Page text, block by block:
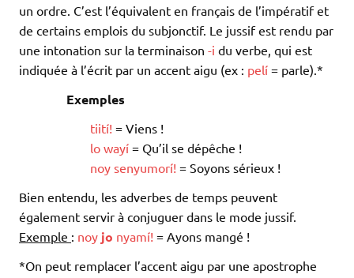
un ordre. C’est l’équivalent en français de l’impératif et
de certains emplois du subjonctif. Le jussif est rendu par
une intonation sur la terminaison -i du verbe, qui est
indiquée à l’écrit par un accent aigu (ex : pelí = parle).*
Exemples
tiití! = Viens !
lo wayí = Qu’il se dépêche !
noy senyumorí! = Soyons sérieux !
Bien entendu, les adverbes de temps peuvent
également servir à conjuguer dans le mode jussif.
Exemple : noy jo nyamí! = Ayons mangé !
*On peut remplacer l’accent aigu par une apostrophe